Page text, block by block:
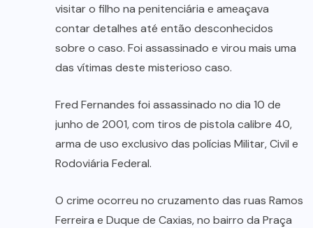
visitar o filho na penitenciária e ameaçava
contar detalhes até então desconhecidos
sobre o caso. Foi assassinado e virou mais uma
das vítimas deste misterioso caso.
Fred Fernandes foi assassinado no dia 10 de
junho de 2001, com tiros de pistola calibre 40,
arma de uso exclusivo das polícias Militar, Civil e
Rodoviária Federal.
O crime ocorreu no cruzamento das ruas Ramos
Ferreira e Duque de Caxias, no bairro da Praça